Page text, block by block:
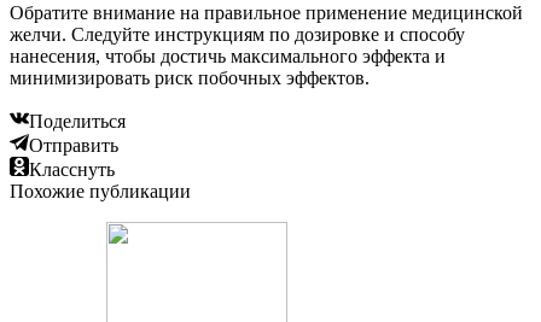
Обратите внимание на правильное применение медицинской
желчи. Следуйте инструкциям по дозировке и способу
нанесения, чтобы достичь максимального эффекта и
минимизировать риск побочных эффектов.
Поделиться
Отправить
Класснуть
Похожие публикации